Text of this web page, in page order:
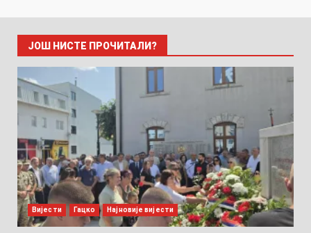
ЈОШ НИСТЕ ПРОЧИТАЛИ?
Вијести Гацко Најновије вијести